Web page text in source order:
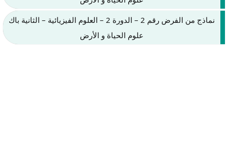
نماذج من الفرض رقم 2 – الدورة 2 – العلوم الفيزيائية – الثانية باك
علوم الحياة و الأرض